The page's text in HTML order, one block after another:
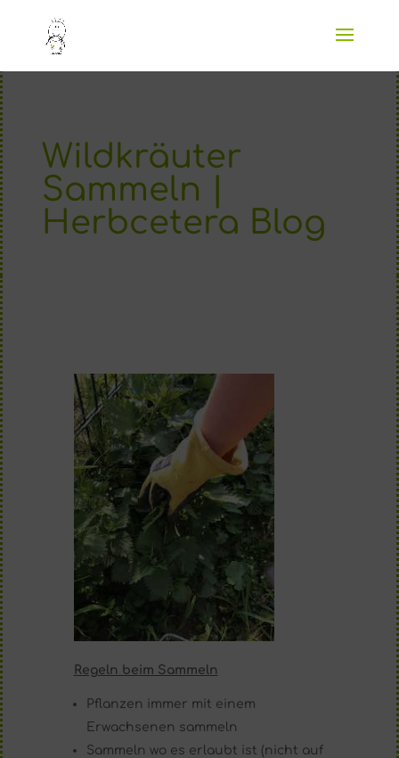
Wildkräuter
Sammeln |
Herbcetera Blog
Regeln beim Sammeln
Pflanzen immer mit einem
Erwachsenen sammeln
Sammeln wo es erlaubt ist (nicht auf